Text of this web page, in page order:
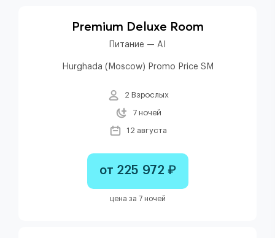
Premium Deluxe Room
Питание — AI
Hurghada (Moscow) Promo Price SM
2 Взрослых
7 ночей
12 августа
от 225 972 ₽
цена за 7 ночей